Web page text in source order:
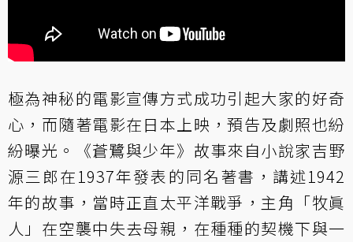
極為神秘的電影宣傳方式成功引起大家的好奇
心，而隨著電影在日本上映，預告及劇照也紛
紛曝光。《蒼鷺與少年 》故事來自小說家吉野
源三郎在1937年發表的同名著書，講述1942
年的故事，當時正直太平洋戰爭，主角「牧眞
人」在空襲中失去母親，在種種的契機下與一